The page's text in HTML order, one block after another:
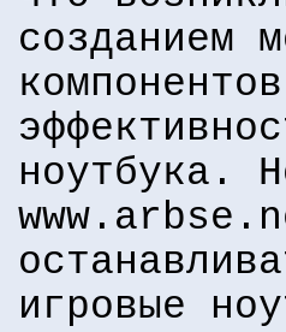
созданием
ноутбука.
игровые